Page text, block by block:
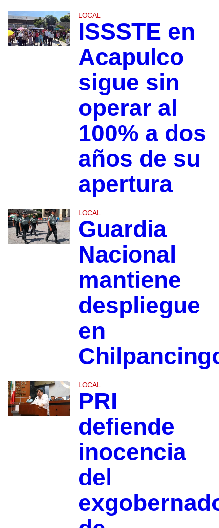
LOCAL
ISSSTE en
Acapulco
sigue sin
operar al
100% a dos
años de su
apertura
LOCAL
Guardia
Nacional
mantiene
despliegue
en
LOCAL
PRI
defiende
inocencia
del